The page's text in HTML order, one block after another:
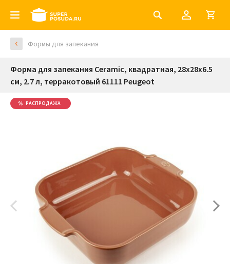
Формы для запекания
Форма для запекания Ceramic, квадратная, 28х28х6.5
см, 2.7 л, терракотовый 61111 Peugeot
РАСПРОДАЖА